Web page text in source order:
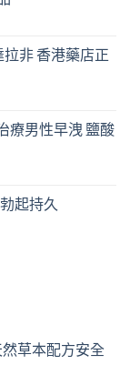
非 香港藥店正
療男性早洩 鹽酸
起持久
草本配方安全